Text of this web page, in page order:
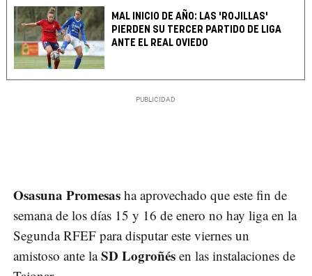
MAL INICIO DE AÑO: LAS 'ROJILLAS'
PIERDEN SU TERCER PARTIDO DE LIGA
ANTE EL REAL OVIEDO
Osasuna Promesas ha aprovechado que este fin de
semana de los días 15 y 16 de enero no hay liga en la
Segunda RFEF para disputar este viernes un
amistoso ante laSD Logroñés en las instalaciones de